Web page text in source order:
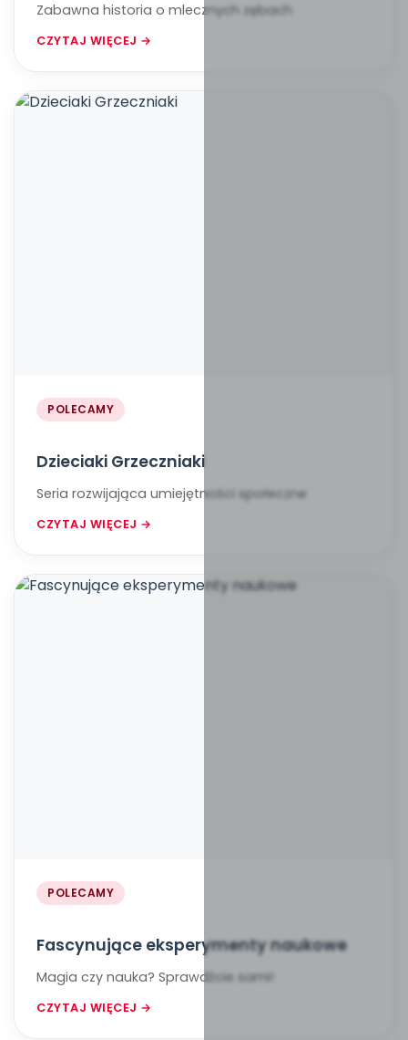
Zabawna historia o mlecznych zębach
CZYTAJ WIĘCEJ →
POLECAMY
Dzieciaki Grzeczniaki
Seria rozwijająca umiejętności społeczne
CZYTAJ WIĘCEJ →
POLECAMY
Fascynujące eksperymenty naukowe
Magia czy nauka? Sprawdźcie sami!
CZYTAJ WIĘCEJ →